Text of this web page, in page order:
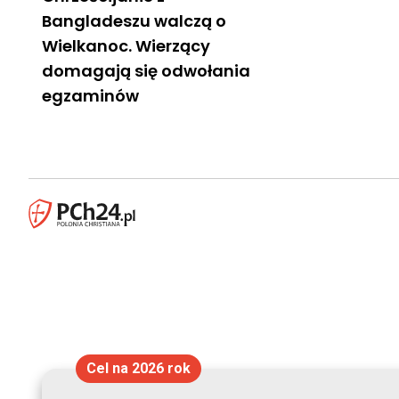
Bangladeszu walczą o
Wielkanoc. Wierzący
domagają się odwołania
egzaminów
Cel na 2026 rok